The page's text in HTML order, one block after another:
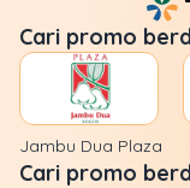
Cari promo
Jambu Dua Plaza
Cari promo